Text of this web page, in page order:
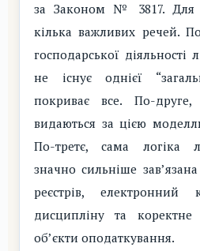
за Законом № 3817. Для
кілька важливих речей.
господарської діяльності
не існує однієї
покриває все. По-
видаються за цією
По-третє, сама логіка
значно сильніше
реєстрів, електронний
дисципліну та
об’єкти оподаткування.